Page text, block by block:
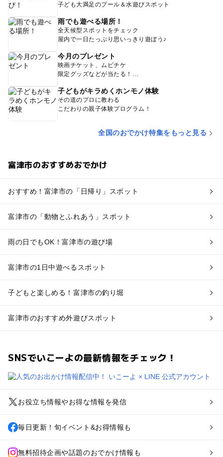
子ども大満足のプール＆水遊びスポット
雨でも遊べる場所！
全天候型スポットをチェック
屋内で一日たっぷり思いっきり遊ぼう♪
今月のプレゼント
映画チケット、ムビチケ
限定グッズなどが当たる！
子どもがキラめくホンモノ体験
その道のプロに教わる
こだわりの親子体験プログラム！
全国のおでかけ特集をもっと見る
富津市のおすすめおでかけ
おすすめ！富津市の「日帰り」スポット
富津市の「動物とふれあう」スポット
雨の日でもOK！富津市の遊び場
富津市の1日中遊べるスポット
子どもと楽しめる！富津市の釣り堀
富津市のおすすめ外遊びスポット
SNSでいこーよの最新情報をチェック！
お役立ち情報やお得な情報を発信
毎日更新！旬イベント&お得情報も
無料招待企画や話題のおでかけ情報も